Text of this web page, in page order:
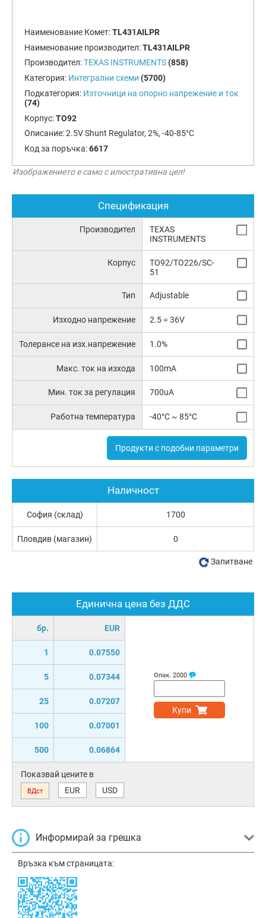
Наименование Комет:TL431AILPR
Наименование производител:TL431AILPR
Производител:TEXAS INSTRUMENTS (858)
Категория: Интегрални схеми (5700)
Подкатегория: Източници на опорно напрежение и ток
(74)
Корпус:TO92
Описание:2.5V Shunt Regulator, 2%, -40-85°C
Код за поръчка:6617
Изображението е само с илюстративна цел!
Спецификация
Производител
TEXAS
INSTRUMENTS
Корпус
TO92/TO226/SC-
51
Тип Adjustable
Изходно напрежение 2.5 ÷ 36V
Толерансе на изх.напрежение 1.0%
Макс. ток на изхода 100mA
Мин. ток за регулация 700uA
Работна температура -40°C ~ 85°C
Продукти с подобни параметри
Единична цена без ДДС
бр. EUR
1 0.07550
5 0.07344
25 0.07207
100 0.07001
500 0.06864
Опак. 2000
Купи
Показвай цените в
ВДст EUR USD
Информирай за грешка
Връзка към страницата:
Наличност
София (склад) 1700
Пловдив (магазин) 0
Запитване